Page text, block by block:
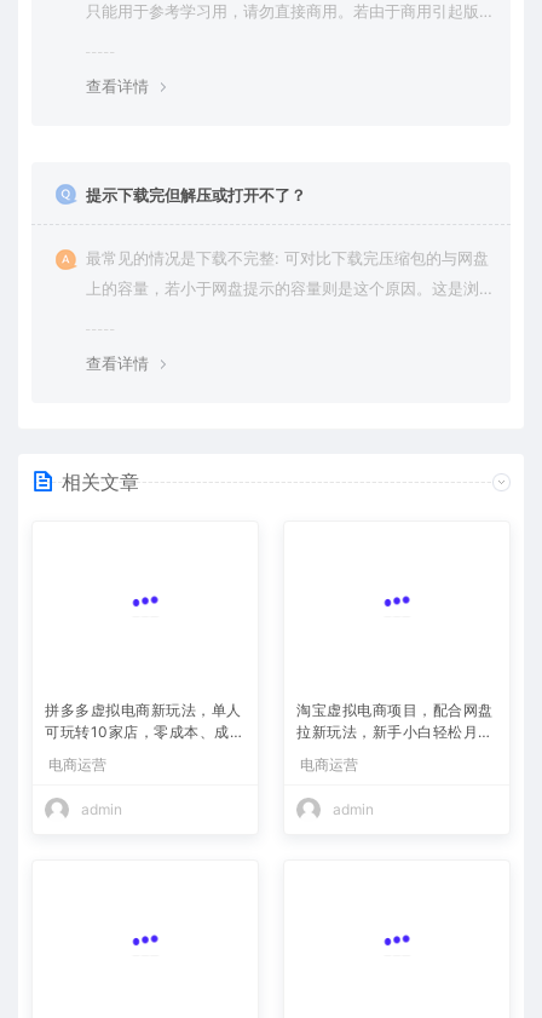
只能用于参考学习用，请勿直接商用。若由于商用引起版
查看详情
提示下载完但解压或打开不了？
最常见的情况是下载不完整: 可对比下载完压缩包的与网盘
上的容量，若小于网盘提示的容量则是这个原因。这是浏
查看详情
相关文章
拼多多虚拟电商新玩法，单人
可玩转10家店，零成本、成交
快、转化快，单店单日可盈利
300+
电商运营
admin
淘宝虚拟电商项目，配合网盘
拉新玩法，新手小白轻松月入
过万，外面收费1980的项
目！
电商运营
admin